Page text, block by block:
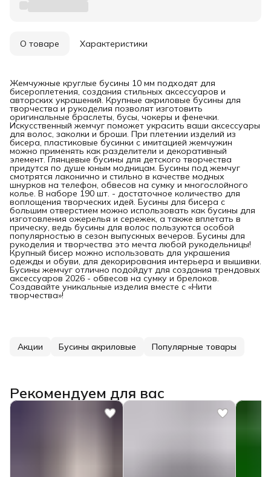
О товаре Характеристики
Жемчужные круглые бусины 10 мм подходят для
бисероплетения, создания стильных аксессуаров и
авторских украшений. Крупные акриловые бусины для
творчества и рукоделия позволят изготовить
оригинальные браслеты, бусы, чокеры и фенечки.
Искусственный жемчуг поможет украсить ваши аксессуары
для волос, заколки и броши. При плетении изделий из
бисера, пластиковые бусинки с имитацией жемчужин
можно применять как разделители и декоративный
элемент. Глянцевые бусины для детского творчества
придутся по душе юным модницам. Бусины под жемчуг
смотрятся лаконично и стильно в качестве модных
шнурков на телефон, обвесов на сумку и многослойного
колье. В наборе 190 шт. - достаточное количество для
воплощения творческих идей. Бусины для бисера с
большим отверстием можно использовать как бусины для
изготовления ожерелья и сережек, а также вплетать в
прическу, ведь бусины для волос пользуются особой
популярностью в сезон выпускных вечеров. Бусины для
рукоделия и творчества это мечта любой рукодельницы!
Крупный бисер можно использовать для украшения
одежды и обуви, для декорирования интерьера и вышивки.
Бусины жемчуг отлично подойдут для создания трендовых
аксессуаров 2026 - обвесов на сумку и брелоков.
Создавайте уникальные изделия вместе с «Нити
творчества»!
Акции Бусины акриловые Популярные товары
Рекомендуем для вас